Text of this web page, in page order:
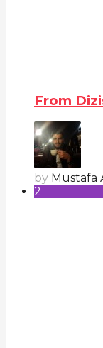
From
by Mustafa
2